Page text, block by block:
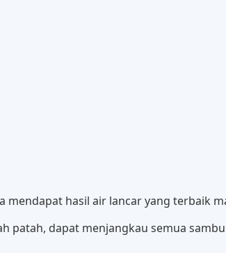
mendapat hasil air lancar yang terbaik
patah, dapat menjangkau semua